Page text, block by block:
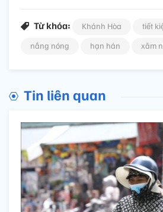
Từ khóa: Khánh Hòa
tiết
nắng nóng
hạn hán xâm
Tin liên quan